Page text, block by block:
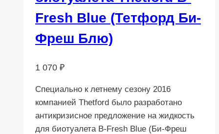
Fresh Blue (Тетфорд Би-
Фреш Блю)
1 070 ₽
Cпециально к летнему сезону 2016
компанией Thetford было разработано
антикризисное предложение на жидкость
для биотуалета B-Fresh Blue (Би-Фреш